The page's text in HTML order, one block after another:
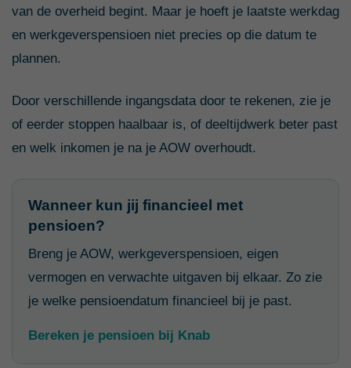
van de overheid begint. Maar je hoeft je laatste werkdag
en werkgeverspensioen niet precies op die datum te
plannen.
Door verschillende ingangsdata door te rekenen, zie je
of eerder stoppen haalbaar is, of deeltijdwerk beter past
en welk inkomen je na je AOW overhoudt.
Wanneer kun jij financieel met
pensioen?
Breng je AOW, werkgeverspensioen, eigen
vermogen en verwachte uitgaven bij elkaar. Zo zie
je welke pensioendatum financieel bij je past.
Bereken je pensioen bij Knab